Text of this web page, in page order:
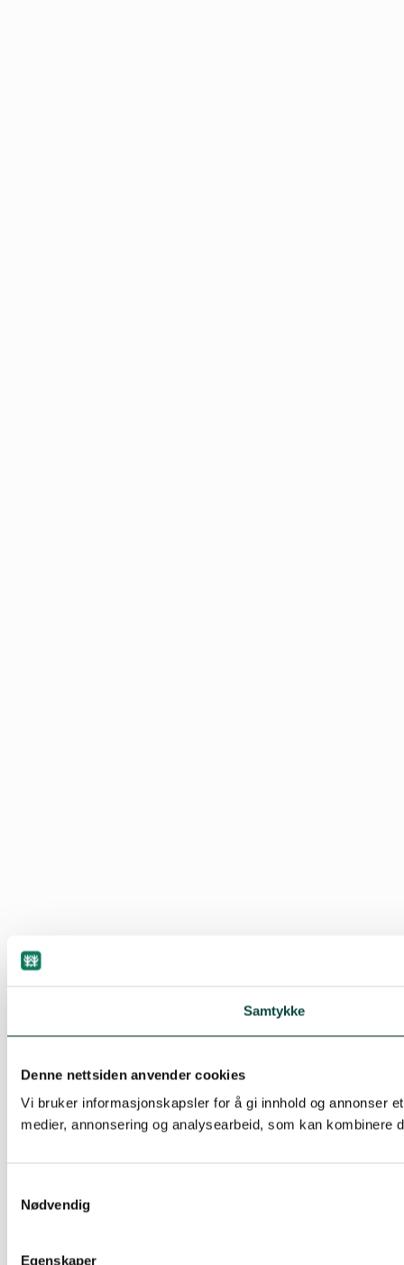
Samtykke
Denne nettsiden anvender cookies
Vi bruker informasjonskapsler for å gi innhold og annonser
medier, annonsering og analysearbeid, som kan
Nødvendig
Egenskaper